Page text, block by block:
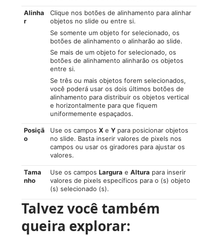
Alinha
r
Clique nos botões de alinhamento para alinhar
objetos no slide ou entre si.
Se somente um objeto for selecionado, os
botões de alinhamento o alinharão ao slide.
Se mais de um objeto for selecionado, os
botões de alinhamento alinharão os objetos
entre si.
Se três ou mais objetos forem selecionados,
você poderá usar os dois últimos botões de
alinhamento para distribuir os objetos vertical
e horizontalmente para que fiquem
uniformemente espaçados.
Posiçã
o
Use os camposX eY para posicionar objetos
no slide. Basta inserir valores de pixels nos
campos ou usar os giradores para ajustar os
valores.
Tama
nho
Use os camposLargura eAltura para inserir
valores de pixels específicos para o (s) objeto
(s) selecionado (s).
Talvez você também
queira explorar: